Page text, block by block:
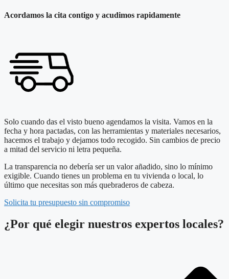
Acordamos la cita contigo y acudimos rapidamente
Solo cuando das el visto bueno agendamos la visita. Vamos en la
fecha y hora pactadas, con las herramientas y materiales necesarios,
hacemos el trabajo y dejamos todo recogido. Sin cambios de precio
a mitad del servicio ni letra pequeña.
La transparencia no debería ser un valor añadido, sino lo mínimo
exigible. Cuando tienes un problema en tu vivienda o local, lo
último que necesitas son más quebraderos de cabeza.
Solicita tu presupuesto sin compromiso
¿Por qué elegir nuestros expertos locales?